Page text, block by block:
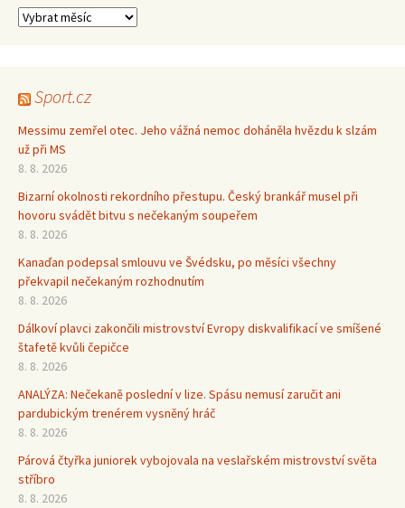
Archiv
Sport.cz
Messimu zemřel otec. Jeho vážná nemoc doháněla hvězdu k slzám
už při MS
8. 8. 2026
Bizarní okolnosti rekordního přestupu. Český brankář musel při
hovoru svádět bitvu s nečekaným soupeřem
8. 8. 2026
Kanaďan podepsal smlouvu ve Švédsku, po měsíci všechny
překvapil nečekaným rozhodnutím
8. 8. 2026
Dálkoví plavci zakončili mistrovství Evropy diskvalifikací ve smíšené
štafetě kvůli čepičce
8. 8. 2026
ANALÝZA: Nečekaně poslední v lize. Spásu nemusí zaručit ani
pardubickým trenérem vysněný hráč
8. 8. 2026
Párová čtyřka juniorek vybojovala na veslařském mistrovství světa
stříbro
8. 8. 2026